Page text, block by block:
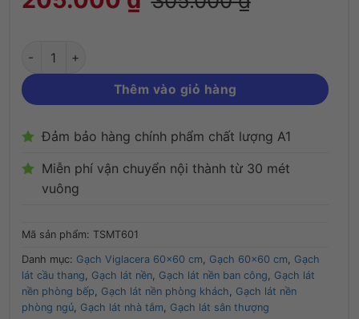
Thêm vào giỏ hàng
Đảm bảo hàng chính phẩm chất lượng A1
Miễn phí vận chuyển nội thành từ 30 mét
vuông
Mã sản phẩm: TSMT601
Danh mục: Gạch Viglacera 60x60 cm, Gạch 60x60 cm, Gạch
lát cầu thang, Gạch lát nền, Gạch lát nền ban công, Gạch lát
nền phòng bếp, Gạch lát nền phòng khách, Gạch lát nền
phòng ngủ, Gạch lát nhà tắm, Gạch lát sân thượng